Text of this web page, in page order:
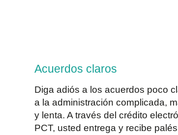
Acuerdos claros
Diga adiós a los acuerdos poco
a la administración complicada,
y lenta. A través del crédito
PCT, usted entrega y recibe